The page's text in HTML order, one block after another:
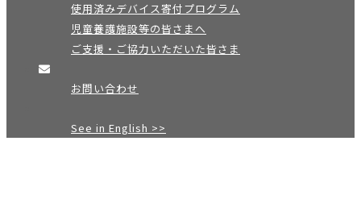
使用済みデバイス寄付プログラム
児童養護施設等の皆さまへ
ご支援・ご協力いただいた皆さま
お問い合わせ
See in English >>